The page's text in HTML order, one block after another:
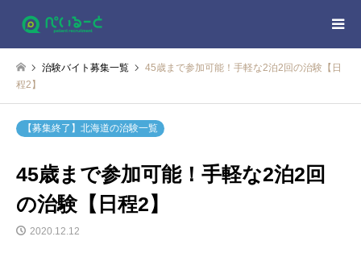
治験バイト募集一覧
45歳まで参加可能！手軽な2泊2回の治験【日
程2】
【募集終了】北海道の治験一覧
45歳まで参加可能！手軽な2泊2回
の治験【日程2】
2020.12.12